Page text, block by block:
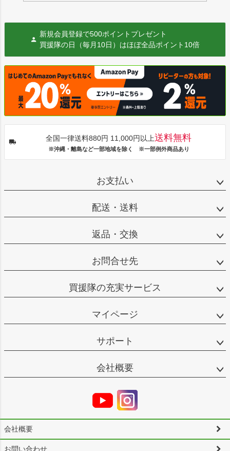
新規会員登録で500ポイントプレゼント
買援隊の日（毎月10日）はほぼ全品ポイント10倍
全国一律送料880円 11,000円以上送料無料
※沖縄・離島など一部地域を除く ※一部例外商品あり
お支払い
配送・送料
返品・交換
お問合せ先
買援隊の充実サービス
マイページ
サポート
会社概要
会社概要
お問い合わせ